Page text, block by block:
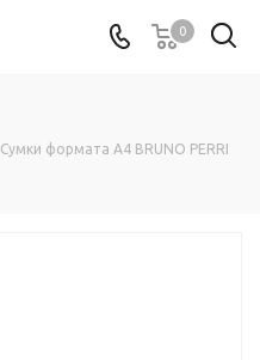
0
Сумки формата А4 BRUNO PERRI